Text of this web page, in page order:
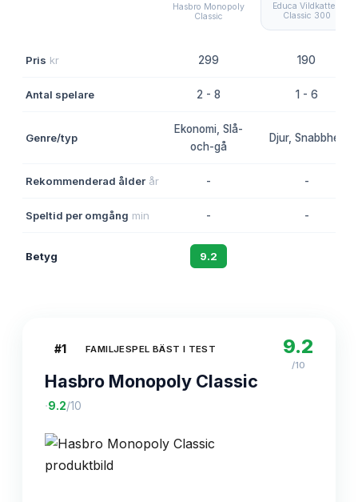
Hasbro Monopoly
Classic
Educa Vildkatten
Classic 300
Pris kr 299 190
Antal spelare 2 - 8 1 - 6
Genre/typ
Ekonomi, Slå-
och-gå
Djur, Snabbhet
Rekommenderad ålder år - -
Speltid per omgång min - -
Betyg 9.2
#1 FAMILJESPEL BÄST I TEST
Hasbro Monopoly Classic
·9.2/10
9.2
/10